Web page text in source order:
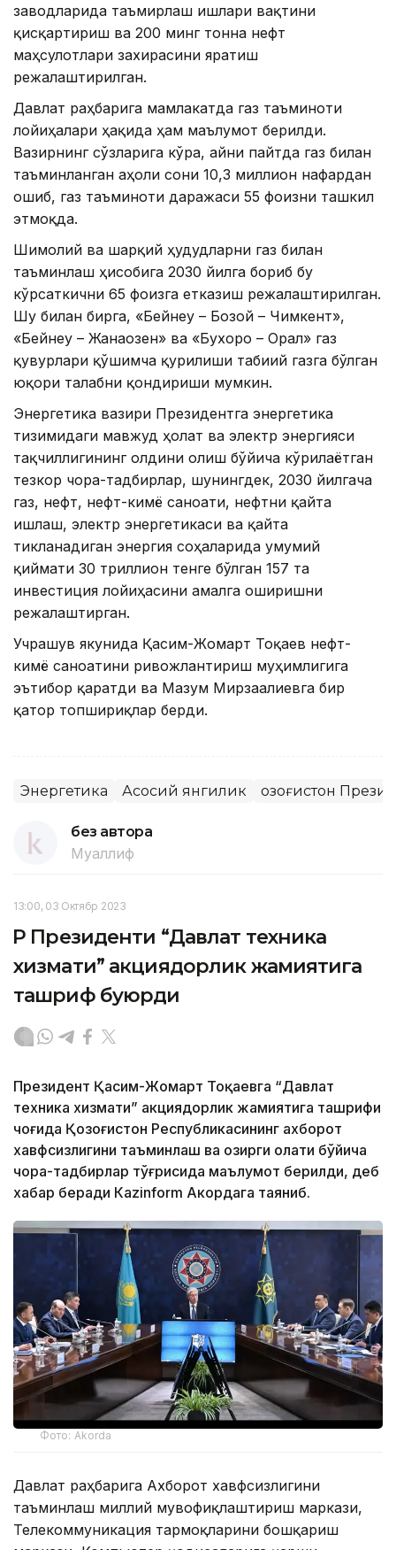
заводларида таъмирлаш ишлари вақтини
қисқартириш ва 200 минг тонна нефт
маҳсулотлари захирасини яратиш
режалаштирилган.
Давлат раҳбарига мамлакатда газ таъминоти
лойиҳалари ҳақида ҳам маълумот берилди.
Вазирнинг сўзларига кўра, айни пайтда газ билан
таъминланган аҳоли сони 10,3 миллион нафардан
ошиб, газ таъминоти даражаси 55 фоизни ташкил
этмоқда.
Шимолий ва шарқий ҳудудларни газ билан
таъминлаш ҳисобига 2030 йилга бориб бу
кўрсаткични 65 фоизга етказиш режалаштирилган.
Шу билан бирга, «Бейнеу – Бозой – Чимкент»,
«Бейнеу – Жанаозен» ва «Бухоро – Орал» газ
қувурлари қўшимча қурилиши табиий газга бўлган
юқори талабни қондириши мумкин.
Энергетика вазири Президентга энергетика
тизимидаги мавжуд ҳолат ва электр энергияси
тақчиллигининг олдини олиш бўйича кўрилаётган
тезкор чора-тадбирлар, шунингдек, 2030 йилгача
газ, нефт, нефт-кимё саноати, нефтни қайта
ишлаш, электр энергетикаси ва қайта
тикланадиган энергия соҳаларида умумий
қиймати 30 триллион тенге бўлган 157 та
инвестиция лойиҳасини амалга оширишни
режалаштирган.
Учрашув якунида Қасим-Жомарт Тоқаев нефт-
кимё саноатини ривожлантириш муҳимлигига
эътибор қаратди ва Мағзум Мирзағалиевга бир
қатор топшириқлар берди.
Энергетика Асосий янгилик Қозоғистон
без автора
Муаллиф
13:00, 03 Октябр 2023
ҚР Президенти “Давлат техника
хизмати” акциядорлик жамиятига
ташриф буюрди
Президент Қасим-Жомарт Тоқаевга “Давлат
техника хизмати” акциядорлик жамиятига ташрифи
чоғида Қозоғистон Республикасининг ахборот
хавфсизлигини таъминлаш ва ҳозирги ҳолати бўйича
чора-тадбирлар тўғрисида маълумот берилди, деб
хабар беради Каzinform Акордага таяниб.
Фото: Akorda
Давлат раҳбарига Ахборот хавфсизлигини
таъминлаш миллий мувофиқлаштириш маркази,
Телекоммуникация тармоқларини бошқариш